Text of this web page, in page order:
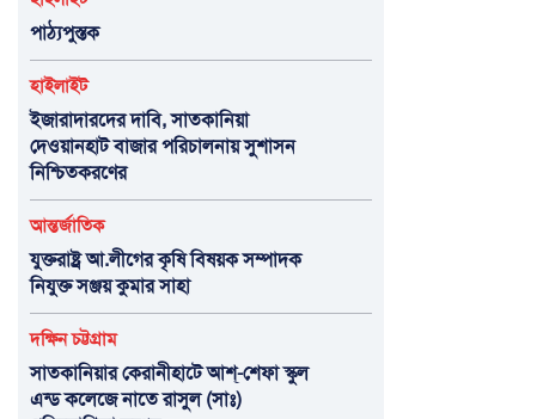
পাঠ্যপুস্তক
হাইলাইট
ইজারাদারদের দাবি, সাতকানিয়া
দেওয়ানহাট বাজার পরিচালনায় সুশাসন
নিশ্চিতকরণের
আন্তর্জাতিক
যুক্তরাষ্ট্র আ.লীগের কৃষি বিষয়ক সম্পাদক
নিযুক্ত সঞ্জয় কুমার সাহা
দক্ষিন চট্টগ্রাম
সাতকানিয়ার কেরানীহাটে আশ্-শেফা স্কুল
এন্ড কলেজে নাতে রাসুল (সাঃ)